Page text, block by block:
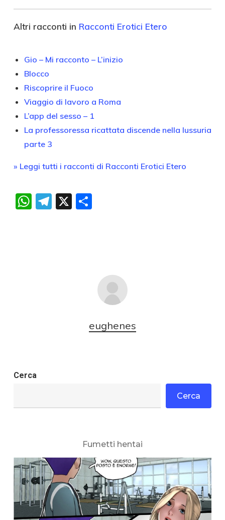
Altri racconti in Racconti Erotici Etero
Gio – Mi racconto – L’inizio
Blocco
Riscoprire il Fuoco
Viaggio di lavoro a Roma
L’app del sesso – 1
La professoressa ricattata discende nella lussuria
parte 3
» Leggi tutti i racconti di Racconti Erotici Etero
WhatsApp
Telegram
X Condividi
eughenes
Cerca
Cerca
Fumetti hentai